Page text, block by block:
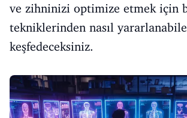
ve zihninizi optimize etmek için
tekniklerinden nasıl
keşfedeceksiniz.